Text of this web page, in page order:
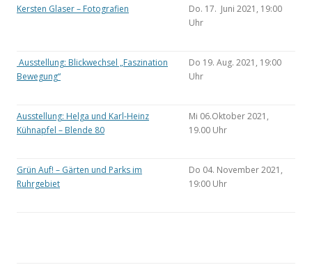
Kersten Glaser – Fotografien
Do. 17. Juni 2021, 19:00
Uhr
Ausstellung: Blickwechsel „Faszination
Bewegung“
Do 19. Aug. 2021, 19:00
Uhr
Ausstellung: Helga und Karl-Heinz
Kühnapfel – Blende 80
Mi 06.Oktober 2021,
19.00 Uhr
Grün Auf! – Gärten und Parks im
Ruhrgebiet
Do 04. November 2021,
19:00 Uhr